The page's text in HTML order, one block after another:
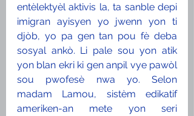
entèlektyèl aktivis la, ta sanble depi
imigran ayisyen yo jwenn yon ti
djòb, yo pa gen tan pou fè deba
sosyal ankò. Li pale sou yon atik
yon blan ekri ki gen anpil vye pawòl
sou pwofesè nwa yo. Selon
madam Lamou, sistèm edikatif
ameriken-an mete yon seri